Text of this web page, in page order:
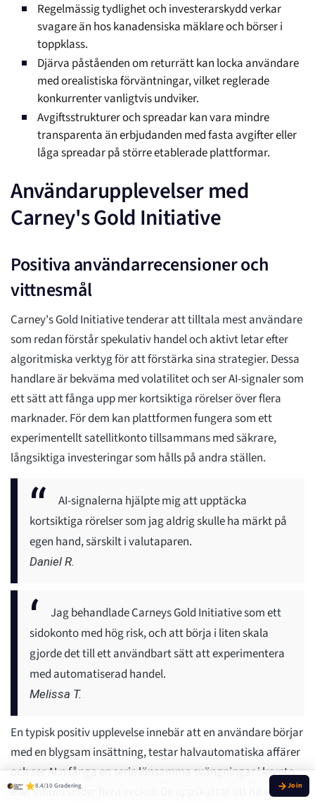
Regelmässig tydlighet och investerarskydd verkar
svagare än hos kanadensiska mäklare och börser i
toppklass.
Djärva påståenden om returrätt kan locka användare
med orealistiska förväntningar, vilket reglerade
konkurrenter vanligtvis undviker.
Avgiftsstrukturer och spreadar kan vara mindre
transparenta än erbjudanden med fasta avgifter eller
låga spreadar på större etablerade plattformar.
Användarupplevelser med
Carney's Gold Initiative
Positiva användarrecensioner och
vittnesmål
Carney's Gold Initiative tenderar att tilltala mest användare
som redan förstår spekulativ handel och aktivt letar efter
algoritmiska verktyg för att förstärka sina strategier. Dessa
handlare är bekväma med volatilitet och ser AI-signaler som
ett sätt att fånga upp mer kortsiktiga rörelser över flera
marknader. För dem kan plattformen fungera som ett
experimentellt satellitkonto tillsammans med säkrare,
långsiktiga investeringar som hålls på andra ställen.
AI-signalerna hjälpte mig att upptäcka
kortsiktiga rörelser som jag aldrig skulle ha märkt på
egen hand, särskilt i valutaparen.
Daniel R.
Jag behandlade Carneys Gold Initiative som ett
sidokonto med hög risk, och att börja i liten skala
gjorde det till ett användbart sätt att experimentera
med automatiserad handel.
Melissa T.
En typisk positiv upplevelse innebär att en användare börjar
med en blygsam insättning, testar halvautomatiska affärer
och ser AI:n fånga en serie lönsamma svängningar i krypto
eller valuta under flera veckor. De uppskattar att ha en enda
8.4/10 Gradering